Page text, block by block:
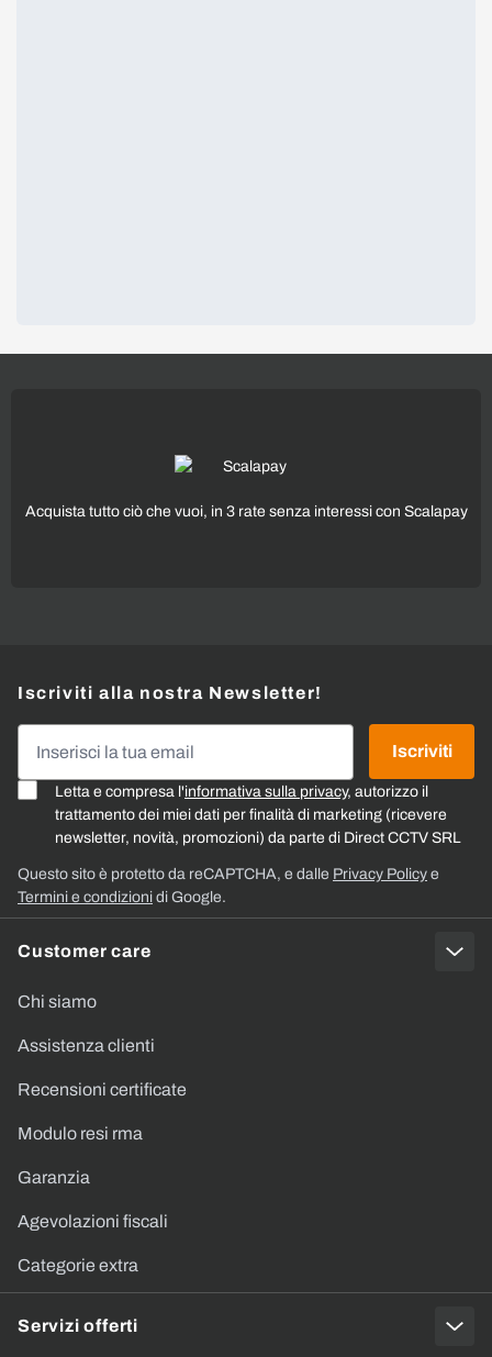
Acquista tutto ciò che vuoi, in 3 rate senza interessi con Scalapay
Customer care
Chi siamo
Assistenza clienti
Recensioni certificate
Modulo resi rma
Garanzia
Agevolazioni fiscali
Categorie extra
Servizi offerti
Iscriviti alla nostra Newsletter!
Letta e compresa l'informativa sulla privacy, autorizzo il
trattamento dei miei dati per finalità di marketing (ricevere
newsletter, novità, promozioni) da parte di Direct CCTV SRL
Iscriviti
Questo sito è protetto da reCAPTCHA, e dalle Privacy Policy e
Termini e condizioni di Google.